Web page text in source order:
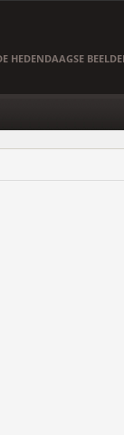
HEDENDAAGSE